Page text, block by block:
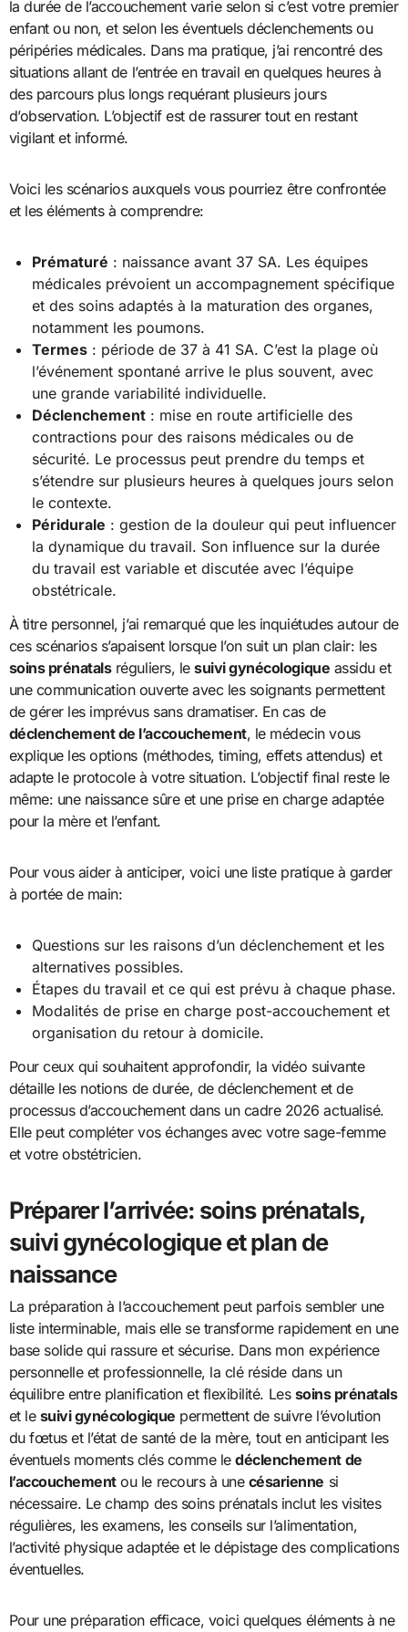
la durée de l’accouchement varie selon si c’est votre premier
enfant ou non, et selon les éventuels déclenchements ou
péripéries médicales. Dans ma pratique, j’ai rencontré des
situations allant de l’entrée en travail en quelques heures à
des parcours plus longs requérant plusieurs jours
d’observation. L’objectif est de rassurer tout en restant
vigilant et informé.
Voici les scénarios auxquels vous pourriez être confrontée
et les éléments à comprendre:
Prématuré : naissance avant 37 SA. Les équipes
médicales prévoient un accompagnement spécifique
et des soins adaptés à la maturation des organes,
notamment les poumons.
Termes : période de 37 à 41 SA. C’est la plage où
l’événement spontané arrive le plus souvent, avec
une grande variabilité individuelle.
Déclenchement : mise en route artificielle des
contractions pour des raisons médicales ou de
sécurité. Le processus peut prendre du temps et
s’étendre sur plusieurs heures à quelques jours selon
le contexte.
Péridurale : gestion de la douleur qui peut influencer
la dynamique du travail. Son influence sur la durée
du travail est variable et discutée avec l’équipe
obstétricale.
À titre personnel, j’ai remarqué que les inquiétudes autour de
ces scénarios s’apaisent lorsque l’on suit un plan clair: les
soins prénatalsréguliers, lesuivi gynécologique assidu et
une communication ouverte avec les soignants permettent
de gérer les imprévus sans dramatiser. En cas de
déclenchement de l’accouchement, le médecin vous
explique les options (méthodes, timing, effets attendus) et
adapte le protocole à votre situation. L’objectif final reste le
même: une naissance sûre et une prise en charge adaptée
pour la mère et l’enfant.
Pour vous aider à anticiper, voici une liste pratique à garder
à portée de main:
Questions sur les raisons d’un déclenchement et les
alternatives possibles.
Étapes du travail et ce qui est prévu à chaque phase.
Modalités de prise en charge post-accouchement et
organisation du retour à domicile.
Pour ceux qui souhaitent approfondir, la vidéo suivante
détaille les notions de durée, de déclenchement et de
processus d’accouchement dans un cadre 2026 actualisé.
Elle peut compléter vos échanges avec votre sage-femme
et votre obstétricien.
Préparer l’arrivée: soins prénatals,
suivi gynécologique et plan de
naissance
La préparation à l’accouchement peut parfois sembler une
liste interminable, mais elle se transforme rapidement en une
base solide qui rassure et sécurise. Dans mon expérience
personnelle et professionnelle, la clé réside dans un
équilibre entre planification et flexibilité. Les soins prénatals
et le suivi gynécologique permettent de suivre l’évolution
du fœtus et l’état de santé de la mère, tout en anticipant les
éventuels moments clés comme ledéclenchement de
l’accouchementou le recours à une césarienne si
nécessaire. Le champ des soins prénatals inclut les visites
régulières, les examens, les conseils sur l’alimentation,
l’activité physique adaptée et le dépistage des complications
éventuelles.
Pour une préparation efficace, voici quelques éléments à ne